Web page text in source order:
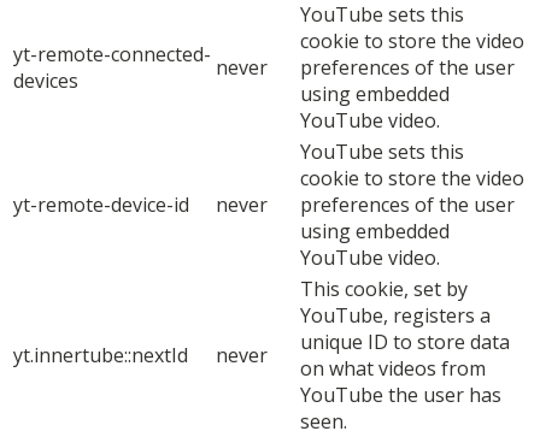
yt-remote-connected-
devices
never
YouTube sets this
cookie to store the video
preferences of the user
using embedded
YouTube video.
yt-remote-device-id never
YouTube sets this
cookie to store the video
preferences of the user
using embedded
YouTube video.
yt.innertube::nextId never
This cookie, set by
YouTube, registers a
unique ID to store data
on what videos from
YouTube the user has
seen.